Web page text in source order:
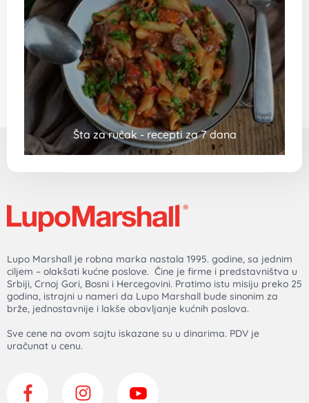
Šta za ručak - recepti za 7 dana
Lupo Marshall je robna marka nastala 1995. godine, sa jednim
ciljem – olakšati kućne poslove. Čine je firme i predstavništva u
Srbiji, Crnoj Gori, Bosni i Hercegovini. Pratimo istu misiju preko 25
godina, istrajni u nameri da Lupo Marshall bude sinonim za
brže, jednostavnije i lakše obavljanje kućnih poslova.
Sve cene na ovom sajtu iskazane su u dinarima. PDV je
uračunat u cenu.